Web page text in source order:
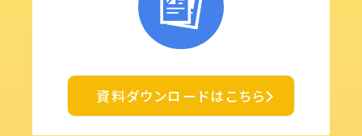
資料ダウンロードはこちら